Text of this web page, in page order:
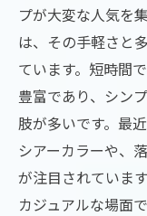
富山市で
紹介
最新デ
ップ
富山市の
トレンド
自分ら
プが大変な人気を
は、その手軽さと
ています。短時間
豊富であり、シン
肢が多いです。最
シアーカラーや、
が注目されていま
カジュアルな場面